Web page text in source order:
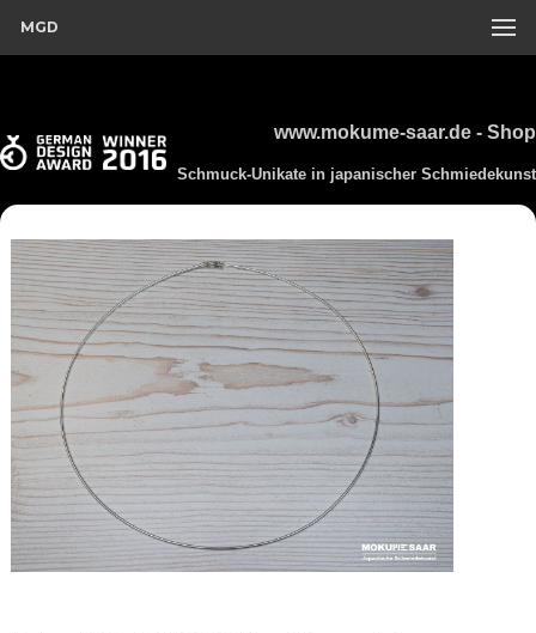
MGD
www.mokume-saar.de - Shop
Schmuck-Unikate in japanischer Schmiedekunst